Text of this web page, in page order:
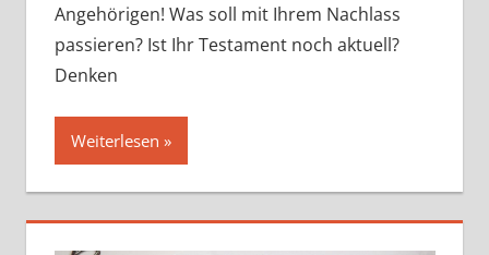
Angehörigen! Was soll mit Ihrem Nachlass
passieren? Ist Ihr Testament noch aktuell?
Denken
Weiterlesen